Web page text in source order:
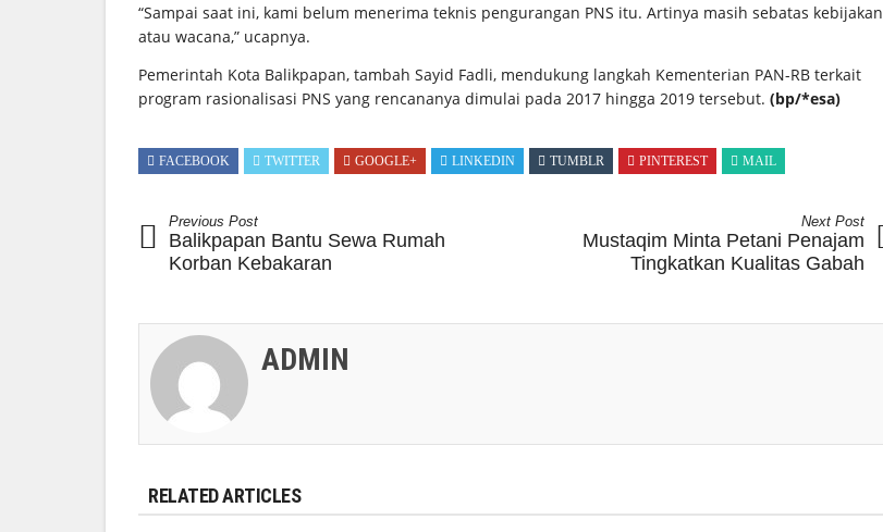
“Sampai saat ini, kami belum menerima teknis pengurangan PNS itu. Artinya masih sebatas kebijakan
atau wacana,” ucapnya.
Pemerintah Kota Balikpapan, tambah Sayid Fadli, mendukung langkah Kementerian PAN-RB terkait
program rasionalisasi PNS yang rencananya dimulai pada 2017 hingga 2019 tersebut. (bp/*esa)
FACEBOOK TWITTER GOOGLE+ LINKEDIN TUMBLR PINTEREST MAIL
Previous Post
Balikpapan Bantu Sewa Rumah
Korban Kebakaran
Next Post
Mustaqim Minta Petani Penajam
Tingkatkan Kualitas Gabah
ADMIN
RELATED ARTICLES